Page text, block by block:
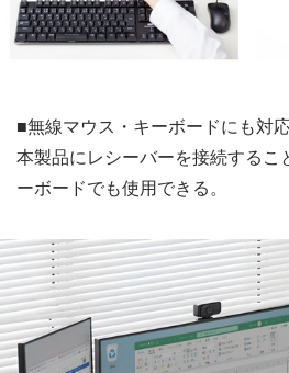
■無線マウス・キーボードにも対
本製品にレシーバーを接続するこ
ーボードでも使用できる。